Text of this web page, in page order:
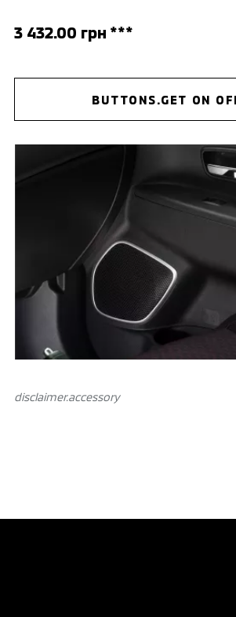
3 432.00 грн ***
BUTTONS.GET ON
disclaimer.аccessory